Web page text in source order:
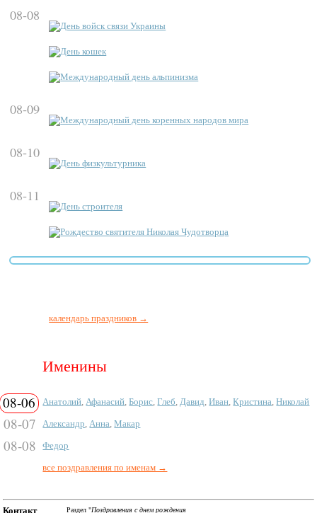
08-08
День войск связи Украины
День кошек
Международный день альпинизма
08-09
Международный день коренных народов мира
08-10
День физкультурника
08-11
День строителя
Рождество святителя Николая Чудотворца
календарь праздников →
Именины
08-06 Анатолий Афанасий ,Борис ,Глеб Давид ,Иван ,Кристина ,Николай
08-07 Александр Анна ,Макар
08-08 Федор
все поздравления по именам →
Контакт Раздел "Поздравления с днем рождения